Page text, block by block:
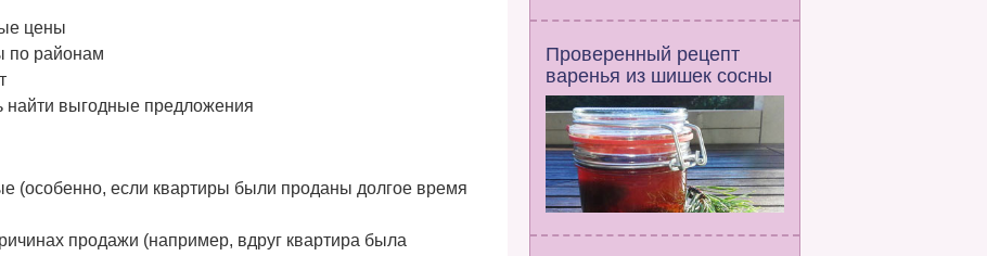
Проверенный рецепт
варенья из шишек сосны
цены
по районам
найти выгодные предложения
(особенно, если квартиры были проданы долгое время
продажи (например, вдруг квартира была